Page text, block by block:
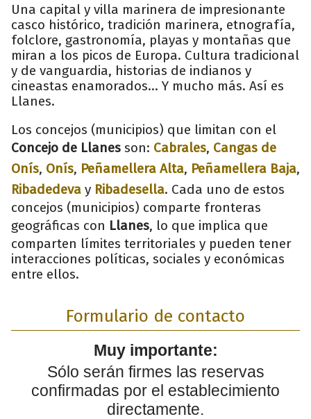
Una capital y villa marinera de impresionante
casco histórico, tradición marinera, etnografía,
folclore, gastronomía, playas y montañas que
miran a los picos de Europa. Cultura tradicional
y de vanguardia, historias de indianos y
cineastas enamorados... Y mucho más. Así es
Llanes.
Los concejos (municipios) que limitan con el
Concejo de Llanes son: Cabrales, Cangas de
Onís, Onís, Peñamellera Alta, Peñamellera Baja,
Ribadedeva y Ribadesella. Cada uno de estos
concejos (municipios) comparte fronteras
geográficas con Llanes, lo que implica que
comparten límites territoriales y pueden tener
interacciones políticas, sociales y económicas
entre ellos.
Formulario de contacto
Muy importante:
Sólo serán firmes las reservas
confirmadas por el establecimiento
directamente.